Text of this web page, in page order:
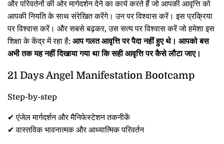
और परिवर्तनों की ओर मार्गदर्शन देने का कार्य करते हैं जो आपकी आवृत्ति को
आपकी नियति के साथ संरेखित करेंगे। उन पर विश्वास करें। इस प्रक्रिया
पर विश्वास करें। और सबसे बढ़कर, उस सत्य पर विश्वास करें जो हमेशा इस
शिक्षा के केंद्र में रहा है: आप गलत आवृत्ति पर पैदा नहीं हुए थे। आपको बस
अभी तक यह नहीं दिखाया गया था कि सही आवृत्ति पर कैसे लौटा जाए।
21 Days Angel Manifestation Bootcamp
Step-by-step
✔ एंजेल मार्गदर्शन और मैनिफेस्टेशन तकनीकें
✔ वास्तविक भावनात्मक और आध्यात्मिक परिवर्तन